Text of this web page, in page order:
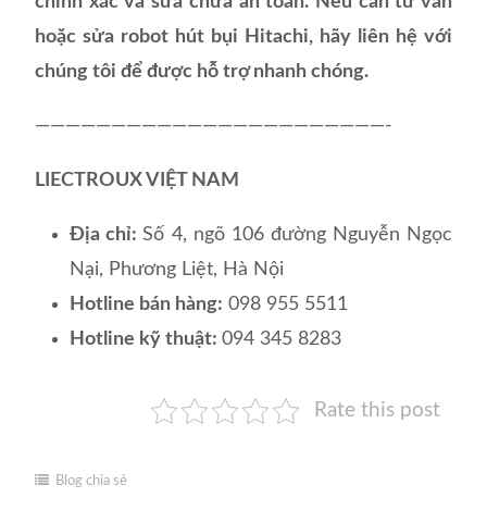
hoặc sửa robot hút bụi Hitachi, hãy liên hệ với
chúng tôi để được hỗ trợ nhanh chóng.
———————————————————————-
LIECTROUX VIỆT NAM
Địa chỉ:Số 4, ngõ 106 đường Nguyễn Ngọc
Nại, Phương Liệt, Hà Nội
Hotline bán hàng: 098 955 5511
Hotline kỹ thuật:094 345 8283
Rate this post
Blog chia sẻ